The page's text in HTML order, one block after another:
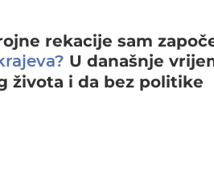
rekacije sam
U današnje
života i da bez politike